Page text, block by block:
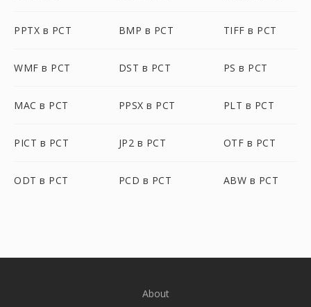
PPTX в PCT BMP в PCT TIFF в PCT
WMF в PCT DST в PCT PS в PCT
MAC в PCT PPSX в PCT PLT в PCT
PICT в PCT JP2 в PCT OTF в PCT
ODT в PCT PCD в PCT ABW в PCT
About